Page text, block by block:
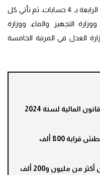
حسابات، وإدارة الدفاع الوطني في المرتبة الرابعة بـ 4 حسابات، ثم تأتي كل
التجهيز والماء، ووزارة
العدل في المرتبة الخامسة
انتقادات لـ”سخاء” قانون المالية لسنة 2024
صهاريج الماء لريّ عطش قرابة 800 ألف
المغاربة يستهلكون أكثر من مليون و200 ألف